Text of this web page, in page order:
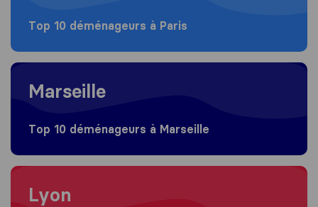
Top 10 déménageurs à Paris
Moving to Marseille
Marseille
Top 10 déménageurs à Marseille
Moving to Lyon
Lyon